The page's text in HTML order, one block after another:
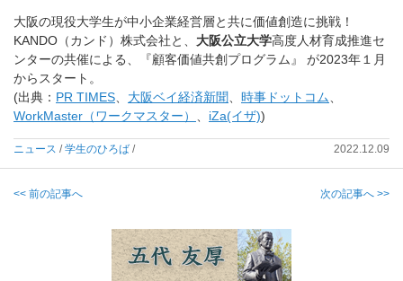
大阪の現役大学生が中小企業経営層と共に価値創造に挑戦！
KANDO（カンド）株式会社と、 大阪公立大学高度人材育成推進セ
ンターの共催による、『顧客価値共創プログラム』 が2023年１月
からスタート。
(出典： PR TIMES 大阪ベイ経済新聞 時事ドットコム
WorkMaster（ワークマスター）
iZa(イザ))
ニュース /学生のひろば / 2022.12.09
<< 前の記事へ 次の記事へ >>